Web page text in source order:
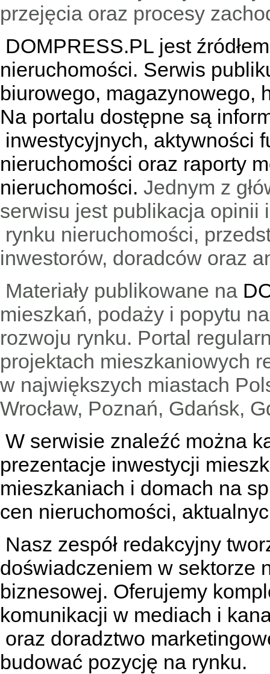
przejęcia oraz procesy
DOMPRESS.PL jest
nieruchomości. Serwis
biurowego, magazynowego,
Na portalu dostępne są
inwestycyjnych, aktywności
nieruchomości oraz raporty
nieruchomości. Jednym z
serwisu jest publikacja
rynku nieruchomości,
inwestorów, doradców oraz
Materiały publikowane na
mieszkań, podaży i popytu
rozwoju rynku. Portal
projektach mieszkaniowych
w największych miastach
Wrocław, Poznań, Gdańsk,
W serwisie znaleźć można
prezentacje inwestycji
mieszkaniach i domach na
cen nieruchomości,
Nasz zespół redakcyjny
doświadczeniem w sektorze
biznesowej. Oferujemy
komunikacji w mediach i
oraz doradztwo
budować pozycję na rynku.